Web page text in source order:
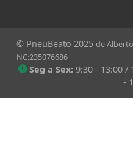
© PneuBeato 2025 de
NC:235076686
Seg a Sex: 9:30 - 13:00 /
-